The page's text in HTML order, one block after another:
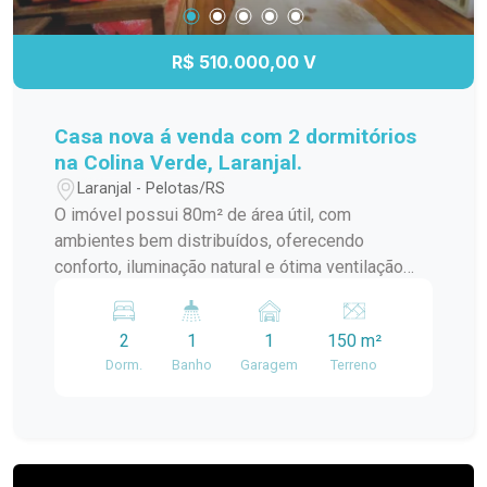
R$ 510.000,00 V
Casa nova á venda com 2 dormitórios
na Colina Verde, Laranjal.
Laranjal - Pelotas/RS
O imóvel possui 80m² de área útil, com
ambientes bem distribuídos, oferecendo
conforto, iluminação natural e ótima ventilação
quarto térreo e outro na parte superior,
aproveitando o caimento do telhado com
mezanino e closet. Sala e cozinha conjugadas,
2
Dorm.
1
Banho
1
Garagem
150 m²
Terreno